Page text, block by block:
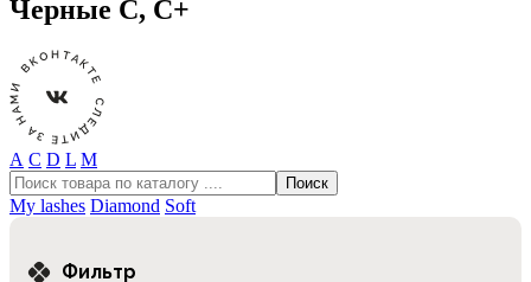
Черные C, C+
А С D L М
My lashes Diamond Soft
Фильтр